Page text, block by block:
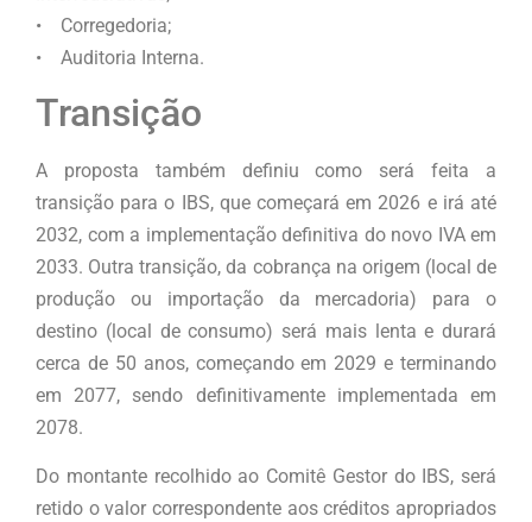
• Corregedoria;
• Auditoria Interna.
Transição
A proposta também definiu como será feita a
transição para o IBS, que começará em 2026 e irá até
2032, com a implementação definitiva do novo IVA em
2033. Outra transição, da cobrança na origem (local de
produção ou importação da mercadoria) para o
destino (local de consumo) será mais lenta e durará
cerca de 50 anos, começando em 2029 e terminando
em 2077, sendo definitivamente implementada em
2078.
Do montante recolhido ao Comitê Gestor do IBS, será
retido o valor correspondente aos créditos apropriados